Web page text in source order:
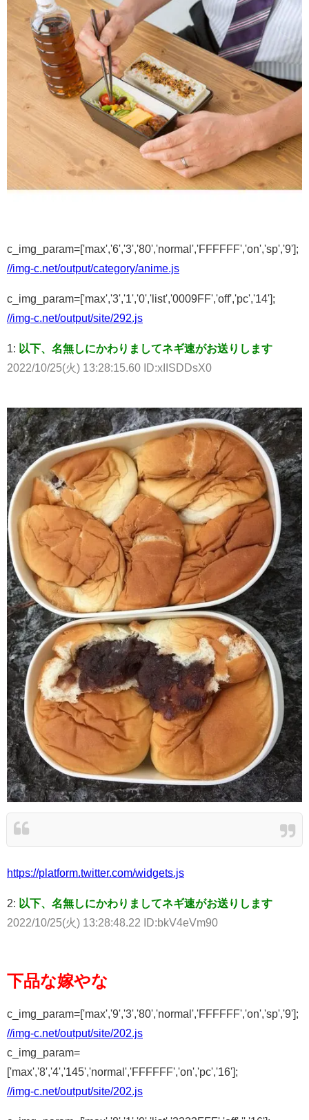
c_img_param=['max','6','3','80','normal','FFFFFF','on','sp','9'];
//img-c.net/output/category/anime.js
c_img_param=['max','3','1','0','list','0009FF','off','pc','14'];
//img-c.net/output/site/292.js
1: 以下、名無しにかわりましてネギ速がお送りします
2022/10/25(火) 13:28:15.60 ID:xIISDDsX0
https://platform.twitter.com/widgets.js
2: 以下、名無しにかわりましてネギ速がお送りします
2022/10/25(火) 13:28:48.22 ID:bkV4eVm90
下品な嫁やな
c_img_param=['max','9','3','80','normal','FFFFFF','on','sp','9'];
//img-c.net/output/site/202.js
c_img_param=
['max','8','4','145','normal','FFFFFF','on','pc','16'];
//img-c.net/output/site/202.js